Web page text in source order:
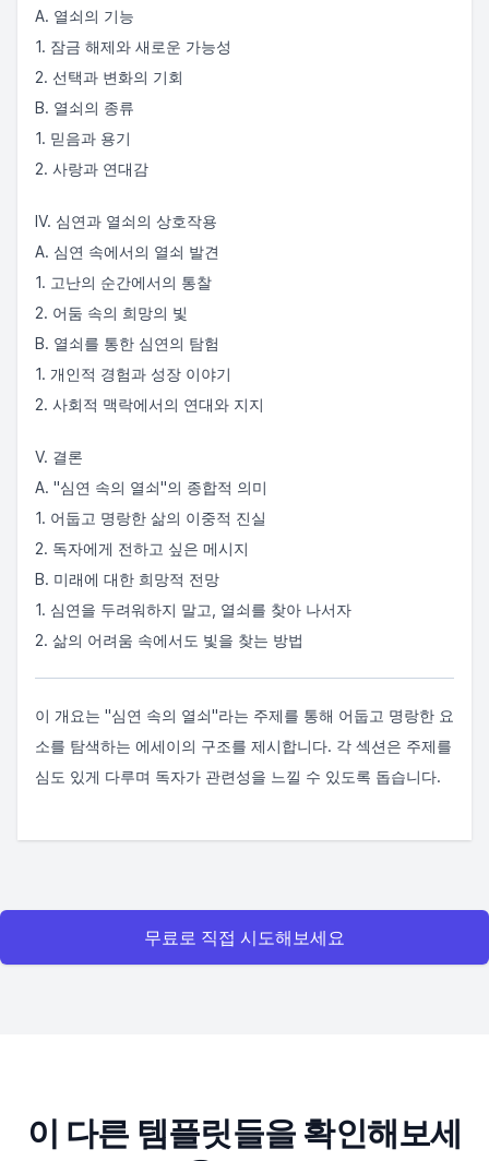
A. 열쇠의 기능
1. 잠금 해제와 새로운 가능성
2. 선택과 변화의 기회
B. 열쇠의 종류
1. 믿음과 용기
2. 사랑과 연대감
IV. 심연과 열쇠의 상호작용
A. 심연 속에서의 열쇠 발견
1. 고난의 순간에서의 통찰
2. 어둠 속의 희망의 빛
B. 열쇠를 통한 심연의 탐험
1. 개인적 경험과 성장 이야기
2. 사회적 맥락에서의 연대와 지지
V. 결론
A. "심연 속의 열쇠"의 종합적 의미
1. 어둡고 명랑한 삶의 이중적 진실
2. 독자에게 전하고 싶은 메시지
B. 미래에 대한 희망적 전망
1. 심연을 두려워하지 말고, 열쇠를 찾아 나서자
2. 삶의 어려움 속에서도 빛을 찾는 방법
이 개요는 "심연 속의 열쇠"라는 주제를 통해 어둡고 명랑한 요
소를 탐색하는 에세이의 구조를 제시합니다. 각 섹션은 주제를
심도 있게 다루며 독자가 관련성을 느낄 수 있도록 돕습니다.
무료로 직접 시도해보세요
이 다른 템플릿들을 확인해보세